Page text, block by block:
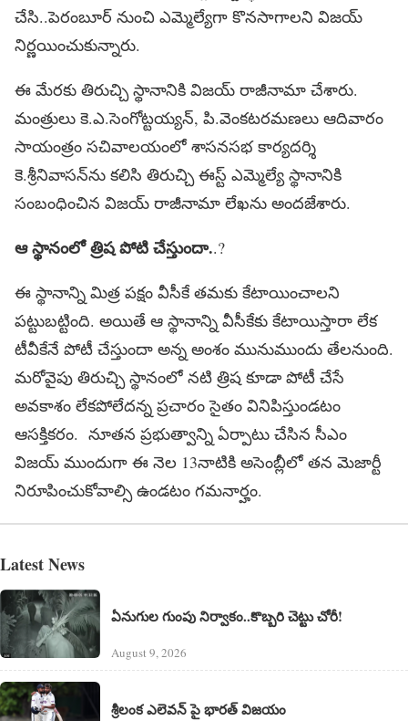
చేసి..పెరంబూర్ నుంచి ఎమ్మెల్యేగా కొనసాగాలని విజయ్
నిర్ణయించుకున్నారు.
ఈ మేరకు తిరుచ్చి స్థానానికి విజయ్ రాజీనామా చేశారు.
మంత్రులు కె.ఎ.సెంగోట్టయ్యన్, పి.వెంకటరమణలు ఆదివారం
సాయంత్రం సచివాలయంలో శాసనసభ కార్యదర్శి
కె.శ్రీనివాసన్‌ను కలిసి తిరుచ్చి ఈస్ట్ ఎమ్మెల్యే స్థానానికి
సంబంధించిన విజయ్ రాజీనామా లేఖను అందజేశారు.
ఆ స్థానంలో త్రిష పోటి చేస్తుందా..?
ఈ స్థానాన్ని మిత్ర పక్షం వీసీకే తమకు కేటాయించాలని
పట్టుబట్టింది. అయితే ఆ స్థానాన్ని వీసీకేకు కేటాయిస్తారా లేక
టీవీకేనే పోటీ చేస్తుందా అన్న అంశం మునుముందు తేలనుంది.
మరోవైపు తిరుచ్చి స్థానంలో నటి త్రిష కూడా పోటీ చేసే
అవకాశం లేకపోలేదన్న ప్రచారం సైతం వినిపిస్తుండటం
ఆసక్తికరం. నూతన ప్రభుత్వాన్ని ఏర్పాటు చేసిన సీఎం
విజయ్ ముందుగా ఈ నెల 13నాటికి అసెంబ్లీలో తన మెజార్టీ
నిరూపించుకోవాల్సి ఉండటం గమనార్హం.
Latest News
ఏనుగుల గుంపు నిర్వాకం..కొబ్బరి చెట్టు చోరీ!
August 9, 2026
శ్రీలంక ఎలెవన్‌ పై భారత్ విజయం